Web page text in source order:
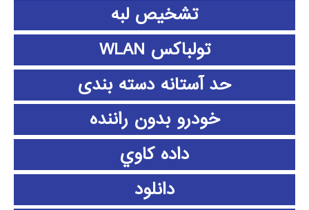
تشخیص لبه
تولباکس WLAN
حد آستانه دسته بندی
خودرو بدون راننده
داده كاوي
دانلود